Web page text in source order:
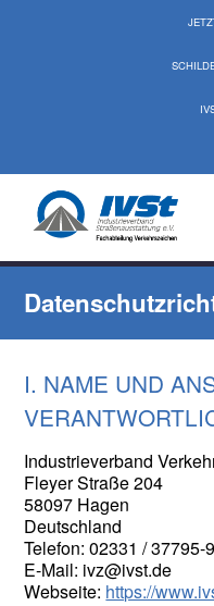
I. NAME UND
Industrieverband
Fleyer Straße 204
58097 Hagen
Deutschland
Telefon: 02331 / 37795-
E-Mail: ivz@ivst.de
Webseite: https://